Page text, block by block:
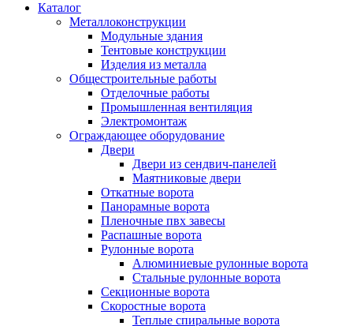
Каталог
Металлоконструкции
Модульные здания
Тентовые конструкции
Изделия из металла
Общестроительные работы
Отделочные работы
Промышленная вентиляция
Электромонтаж
Ограждающее оборудование
Двери
Двери из сендвич-панелей
Маятниковые двери
Откатные ворота
Панорамные ворота
Пленочные пвх завесы
Распашные ворота
Рулонные ворота
Алюминиевые рулонные ворота
Стальные рулонные ворота
Секционные ворота
Скоростные ворота
Теплые спиральные ворота